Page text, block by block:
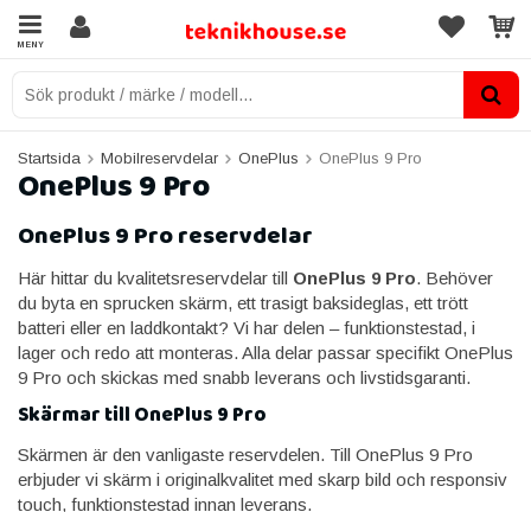
MENY
Startsida Mobilreservdelar OnePlus OnePlus 9 Pro
OnePlus 9 Pro
OnePlus 9 Pro reservdelar
Här hittar du kvalitetsreservdelar till OnePlus 9 Pro. Behöver
du byta en sprucken skärm, ett trasigt baksideglas, ett trött
batteri eller en laddkontakt? Vi har delen – funktionstestad, i
lager och redo att monteras. Alla delar passar specifikt OnePlus
9 Pro och skickas med snabb leverans och livstidsgaranti.
Skärmar till OnePlus 9 Pro
Skärmen är den vanligaste reservdelen. Till OnePlus 9 Pro
erbjuder vi skärm i originalkvalitet med skarp bild och responsiv
touch, funktionstestad innan leverans.